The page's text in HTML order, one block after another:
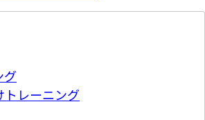
グ
トレーニング